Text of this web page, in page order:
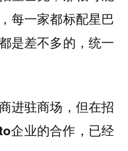
每一家都标配星巴
是差不多的，统一
进驻商场，但在招
企业的合作，已经